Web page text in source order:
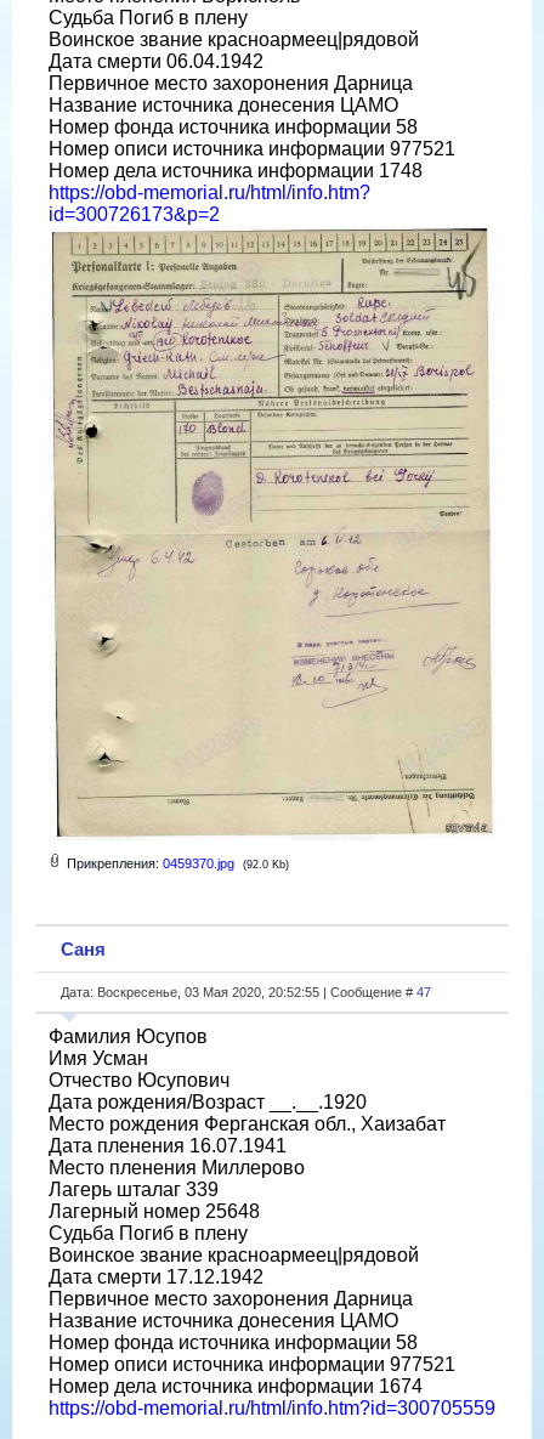
Судьба Погиб в плену
Воинское звание красноармеец|рядовой
Дата смерти 06.04.1942
Первичное место захоронения Дарница
Название источника донесения ЦАМО
Номер фонда источника информации 58
Номер описи источника информации 977521
Номер дела источника информации 1748
https://obd-memorial.ru/html/info.htm?
id=300726173&p=2
Прикрепления: 0459370.jpg (92.0 Kb)
Саня
Дата: Воскресенье, 03 Мая 2020, 20:52:55 | Сообщение # 47
Фамилия Юсупов
Имя Усман
Отчество Юсупович
Дата рождения/Возраст __.__.1920
Место рождения Ферганская обл., Хаизабат
Дата пленения 16.07.1941
Место пленения Миллерово
Лагерь шталаг 339
Лагерный номер 25648
Судьба Погиб в плену
Воинское звание красноармеец|рядовой
Дата смерти 17.12.1942
Первичное место захоронения Дарница
Название источника донесения ЦАМО
Номер фонда источника информации 58
Номер описи источника информации 977521
Номер дела источника информации 1674
https://obd-memorial.ru/html/info.htm?id=300705559